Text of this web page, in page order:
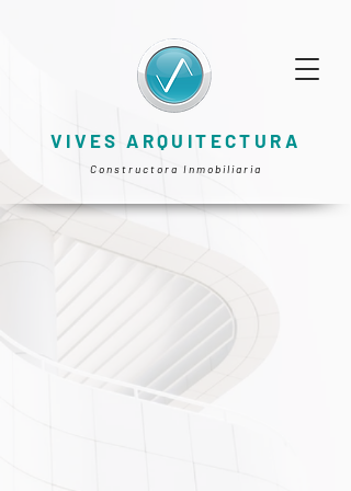
VIVES ARQUITECTURA
Constructora Inmobiliaria